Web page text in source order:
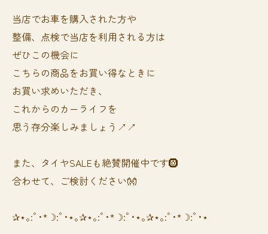
当店でお車を購入された方や
整備、点検で当店を利用される方は
ぜひこの機会に
こちらの商品をお買い得なときに
お買い求めいただき、
これからのカーライフを
思う存分楽しみましょう↗️↗️
また、タイヤSALEも絶賛開催中です🛞
合わせて、ご検討ください👐
✰⋆｡:ﾟ･*☽:ﾟ･⋆｡✰⋆｡:ﾟ･*☽:ﾟ･⋆｡✰⋆｡:ﾟ･*☽:ﾟ･⋆